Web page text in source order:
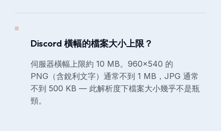
Discord 橫幅的檔案大小上限？
伺服器橫幅上限約 10 MB。960×540 的
PNG（含銳利文字）通常不到 1 MB，JPG 通常
不到 500 KB — 此解析度下檔案大小幾乎不是瓶
頸。